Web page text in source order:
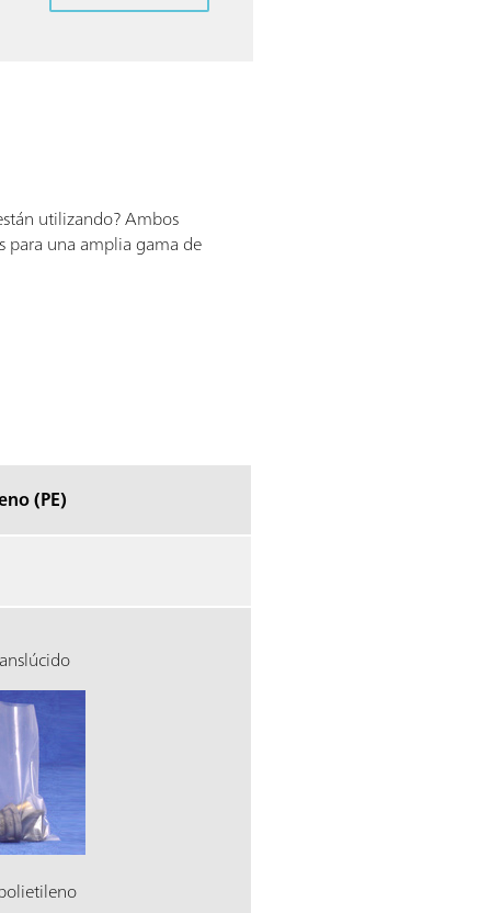
utilizando? Ambos
para una amplia gama de
(PE)